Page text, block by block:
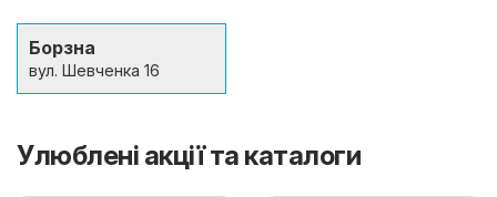
Борзна
вул. Шевченка 16
Улюблені акції та каталоги